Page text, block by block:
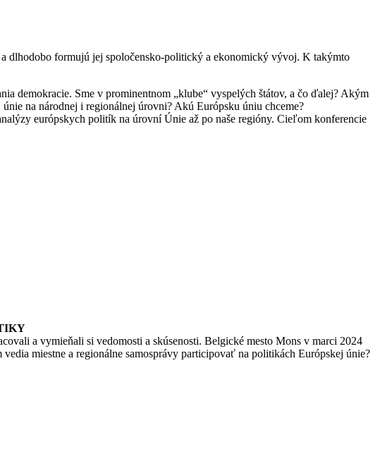
dlhodobo formujú jej spoločensko-politický a ekonomický vývoj. K takýmto
demokracie. Sme v prominentnom „klube“ vyspelých štátov, a čo ďalej? Akým
na národnej i regionálnej úrovni? Akú Európsku úniu chceme?
európskych politík na úrovní Únie až po naše regióny. Cieľom konferencie
a vymieňali si vedomosti a skúsenosti. Belgické mesto Mons v marci 2024
miestne a regionálne samosprávy participovať na politikách Európskej únie?